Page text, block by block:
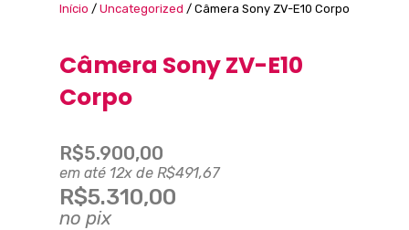
Início / Uncategorized / Câmera Sony ZV-E10 Corpo
Câmera Sony ZV-E10
Corpo
R$5.900,00
em até 12x de R$491,67
R$5.310,00
no pix